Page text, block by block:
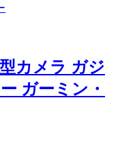
カメラ ガジ
ガーミン・